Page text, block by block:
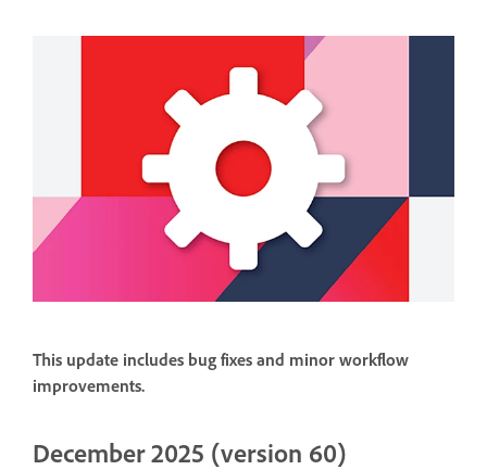
This update includes bug fixes and minor workflow
improvements.
December 2025 (version 60)